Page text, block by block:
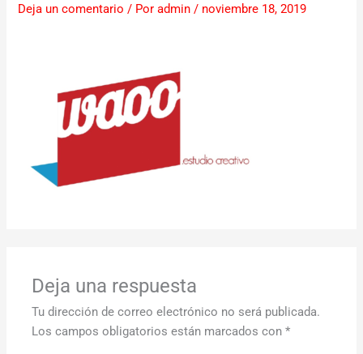
Deja un comentario / Poradmin/ noviembre 18, 2019
Deja una respuesta
Tu dirección de correo electrónico no será publicada.
Los campos obligatorios están marcados con*